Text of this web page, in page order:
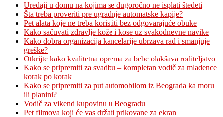
Uređaji u domu na kojima se dugoročno ne isplati štedeti
Šta treba proveriti pre ugradnje automatske kapije?
Pet alata koje ne treba koristiti bez odgovarajuće obuke
Kako sačuvati zdravlje kože i kose uz svakodnevne navike
Kako dobra organizacija kancelarije ubrzava rad i smanjuje
greške?
Otkrijte kako kvalitetna oprema za bebe olakšava roditeljstvo
Kako se pripremiti za svadbu – kompletan vodič za mladence
korak po korak
Kako se pripremiti za put automobilom iz Beograda ka moru
ili planini?
Vodič za vikend kupovinu u Beogradu
Pet filmova koji će vas držati prikovane za ekran